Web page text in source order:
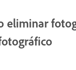
eliminar